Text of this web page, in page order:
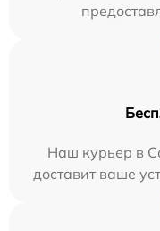
Наш курьер в
доставит ваше